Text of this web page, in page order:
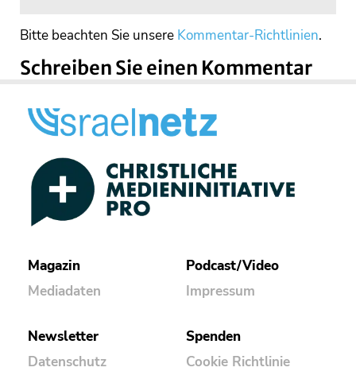
Bitte beachten Sie unsere Kommentar-Richtlinien.
Schreiben Sie einen Kommentar
Magazin
Mediadaten
Podcast/Video
Impressum
Newsletter
Datenschutz
Spenden
Cookie Richtlinie